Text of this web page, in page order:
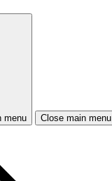
menu Close main menu